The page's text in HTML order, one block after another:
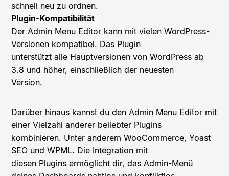
schnell neu zu ordnen.
Plugin-Kompatibilität
Der Admin Menu Editor kann mit vielen WordPress-
Versionen kompatibel. Das Plugin
unterstützt alle Hauptversionen von WordPress ab
3.8 und höher, einschließlich der neuesten
Version.
Darüber hinaus kannst du den Admin Menu Editor mit
einer Vielzahl anderer beliebter Plugins
kombinieren. Unter anderem WooCommerce, Yoast
SEO und WPML. Die Integration mit
diesen Plugins ermöglicht dir, das Admin-Menü